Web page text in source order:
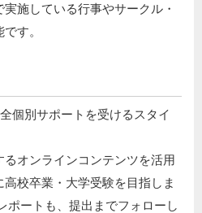
施している行事やサークル・
す。
個別サポートを受けるスタイ
るオンラインコンテンツを活用
校卒業・大学受験を目指しま
ポートも、提出までフォローし